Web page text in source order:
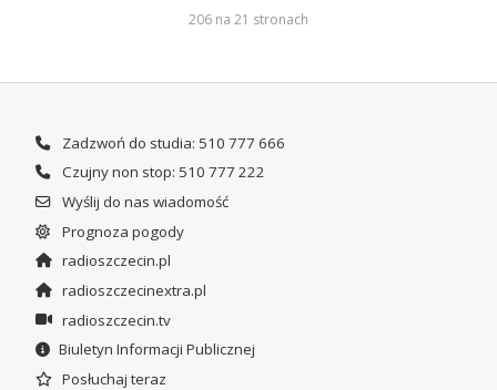
206 na 21 stronach
Zadzwoń do studia: 510 777 666
Czujny non stop: 510 777 222
Wyślij do nas wiadomość
Prognoza pogody
radioszczecin.pl
radioszczecinextra.pl
radioszczecin.tv
Biuletyn Informacji Publicznej
Posłuchaj teraz